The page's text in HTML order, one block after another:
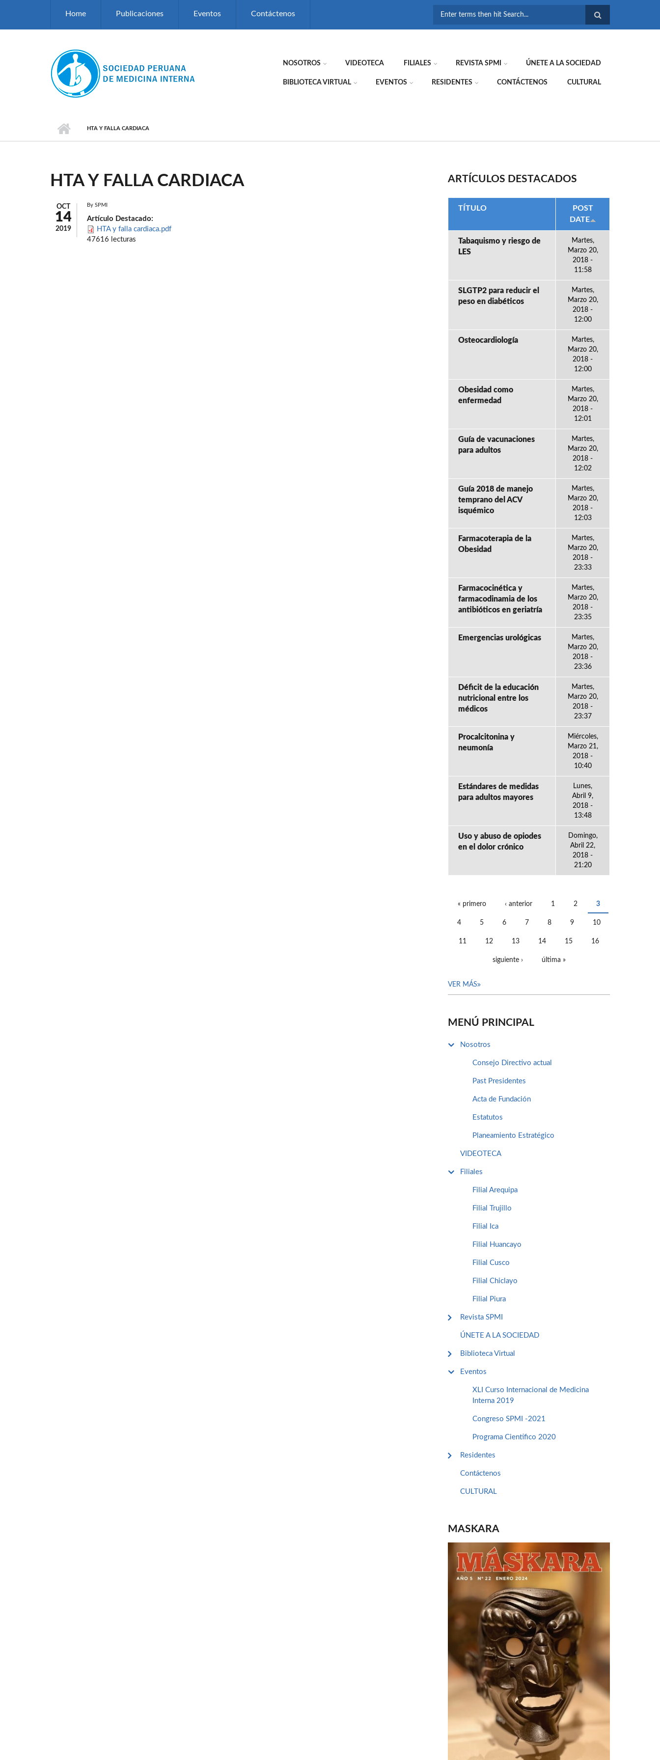
Home Publicaciones Eventos Contáctenos
NOSOTROS VIDEOTECA FILIALES REVISTA SPMI ÚNETE A LA SOCIEDAD
BIBLIOTECA VIRTUAL EVENTOS RESIDENTES CONTÁCTENOS CULTURAL
HTA Y FALLA CARDIACA
HTA Y FALLA CARDIACA
OCT
14
2019
By SPMI
Artículo Destacado:
HTA y falla cardiaca.pdf
47616 lecturas
ARTÍCULOS DESTACADOS
TÍTULO
POST
DATE
Tabaquismo y riesgo de
LES
Martes,
Marzo 20,
2018 -
11:58
SLGTP2 para reducir el
peso en diabéticos
Martes,
Marzo 20,
2018 -
12:00
Osteocardiología
Martes,
Marzo 20,
2018 -
12:00
Obesidad como
enfermedad
Martes,
Marzo 20,
2018 -
12:01
Guía de vacunaciones
para adultos
Martes,
Marzo 20,
2018 -
12:02
Guía 2018 de manejo
temprano del ACV
isquémico
Martes,
Marzo 20,
2018 -
12:03
Farmacoterapia de la
Obesidad
Martes,
Marzo 20,
2018 -
23:33
Farmacocinética y
farmacodinamia de los
antibióticos en geriatría
Martes,
Marzo 20,
2018 -
23:35
Emergencias urológicas
Martes,
Marzo 20,
2018 -
23:36
Déficit de la educación
nutricional entre los
médicos
Martes,
Marzo 20,
2018 -
23:37
Procalcitonina y
neumonía
Miércoles,
Marzo 21,
2018 -
10:40
Estándares de medidas
para adultos mayores
Lunes,
Abril 9,
2018 -
13:48
Uso y abuso de opiodes
en el dolor crónico
Domingo,
Abril 22,
2018 -
21:20
« primero ‹ anterior 1 2 3
4 5 6 7 8 9 10
11 12 13 14 15 16
siguiente › última »
VER MÁS
MENÚ PRINCIPAL
Nosotros
Consejo Directivo actual
Past Presidentes
Acta de Fundación
Estatutos
Planeamiento Estratégico
VIDEOTECA
Filiales
Filial Arequipa
Filial Trujillo
Filial Ica
Filial Huancayo
Filial Cusco
Filial Chiclayo
Filial Piura
Revista SPMI
ÚNETE A LA SOCIEDAD
Biblioteca Virtual
Eventos
XLI Curso Internacional de Medicina
Interna 2019
Congreso SPMI -2021
Programa Cientifico 2020
Residentes
Contáctenos
CULTURAL
MASKARA